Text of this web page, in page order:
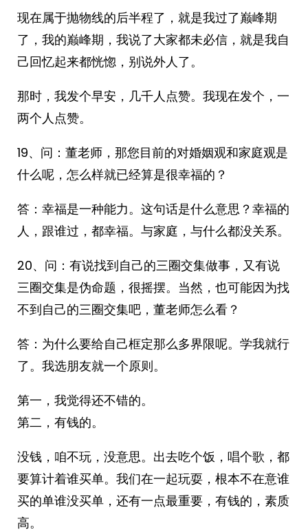
现在属于抛物线的后半程了，就是我过了巅峰期
了，我的巅峰期，我说了大家都未必信，就是我自
己回忆起来都恍惚，别说外人了。
那时，我发个早安，几千人点赞。我现在发个，一
两个人点赞。
19、问：董老师，那您目前的对婚姻观和家庭观是
什么呢，怎么样就已经算是很幸福的？
答：幸福是一种能力。这句话是什么意思？幸福的
人，跟谁过，都幸福。与家庭，与什么都没关系。
20、问：有说找到自己的三圈交集做事，又有说
三圈交集是伪命题，很摇摆。当然，也可能因为找
不到自己的三圈交集吧，董老师怎么看？
答：为什么要给自己框定那么多界限呢。学我就行
了。我选朋友就一个原则。
第一，我觉得还不错的。
第二，有钱的。
没钱，咱不玩，没意思。出去吃个饭，唱个歌，都
要算计着谁买单。我们在一起玩耍，根本不在意谁
买的单谁没买单，还有一点最重要，有钱的，素质
高。